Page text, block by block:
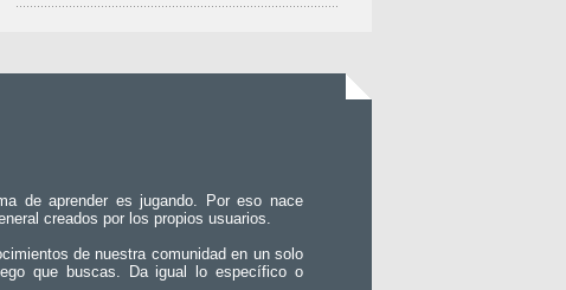
de aprender es jugando. Por eso nace
creados por los propios usuarios.
de nuestra comunidad en un solo
que buscas. Da igual lo específico o